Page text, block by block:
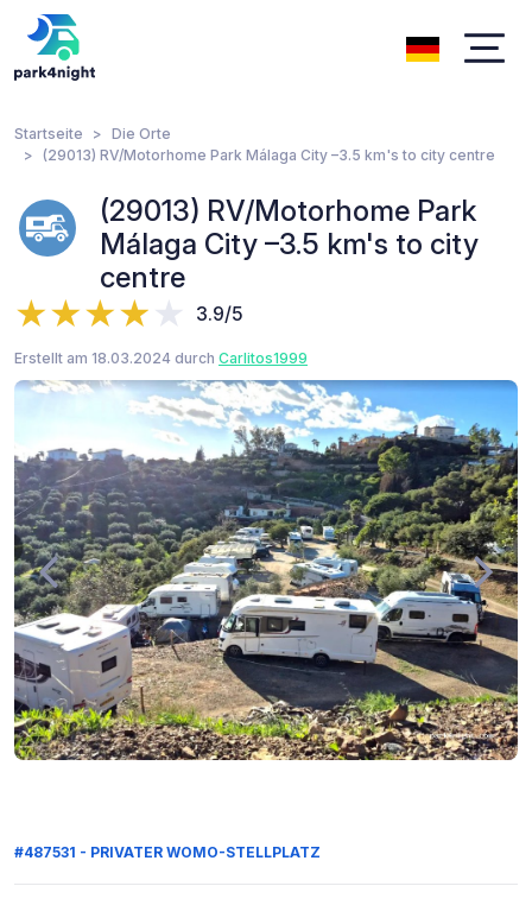
Startseite
Die Orte
(29013) RV/Motorhome Park Málaga City –3.5 km's to city centre
(29013) RV/Motorhome Park
Málaga City –3.5 km's to city
centre
3.9/5
Erstellt am 18.03.2024 durch Carlitos1999
#487531 - PRIVATER WOMO-STELLPLATZ